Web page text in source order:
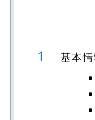
基本情